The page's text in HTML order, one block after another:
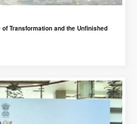
of Transformation and the Unfinished